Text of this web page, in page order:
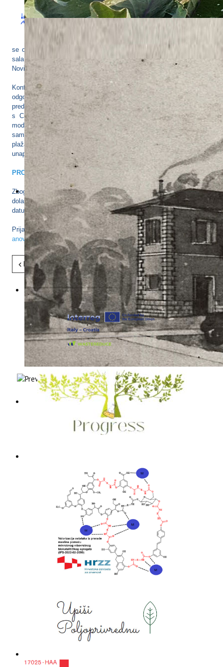
Upravni odjel za turizam Istarske županije i
UPRAVLJANJE PLAŽAMA“.
Konferencija će
se održati u
Hotel Diamant,
sala Magnolia. Studijski posjeti gradova i plaža u Poreču i
Novigradu, bit će organizirani upetak 16. ožujka 2018.
Konferencija se organizira radi poticanja javnog dijaloga o
odgovornom i održivom upravljanju plažama u Istri, a na njoj će biti
predstavljeni konkretni primjeri iz gradova i općina iz Regije Toskane,
s Cipra i iz Istarske županije u kojima se testira i implementira
model. Konferencija je prvenstveno namijenjena jedinicama lokalne
samouprave i hotelskim poduzećima, odnosno, svima koji upravljaju
plažama, te turističkim zajednicama koje se bave promicanjem i
unaprjeđenjem turističkih odredišta.
PROGRAM KONFERENCIJE
Zbog ograničenog broja sudionika, molimo Vas da potvrdite svoj
dolazak najkasnije do petka,9. ožujka 2018.s točno navedenim
datumom dolaska (15.ožujak i/ili 16.ožujak 2018. godine).
Prijave za sudjelovanje se podnose na e-mail adresu:
anovoselic@iptpo.hrili broj telefona 052/408-309.
Pret Sljedeće